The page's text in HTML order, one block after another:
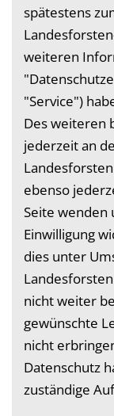
spätestens
weiteren
"Service")
Des weiteren
jederzeit an
ebenso
Seite wenden
Einwilligung
dies unter
nicht weiter
gewünschte
nicht
Datenschutz
zuständige